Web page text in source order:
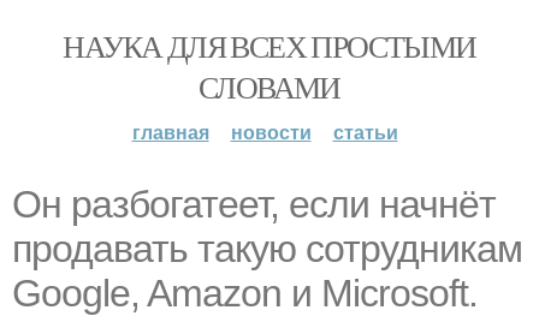
НАУКА ДЛЯ ВСЕХ ПРОСТЫМИ
СЛОВАМИ
главная новости статьи
Он разбогатеет, если начнёт
продавать такую сотрудникам
Google, Amazon и Microsoft.